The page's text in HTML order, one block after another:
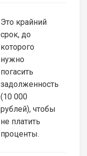
Это крайний
срок, до
которого
нужно
погасить
задолженность
(10 000
рублей), чтобы
не платить
проценты.